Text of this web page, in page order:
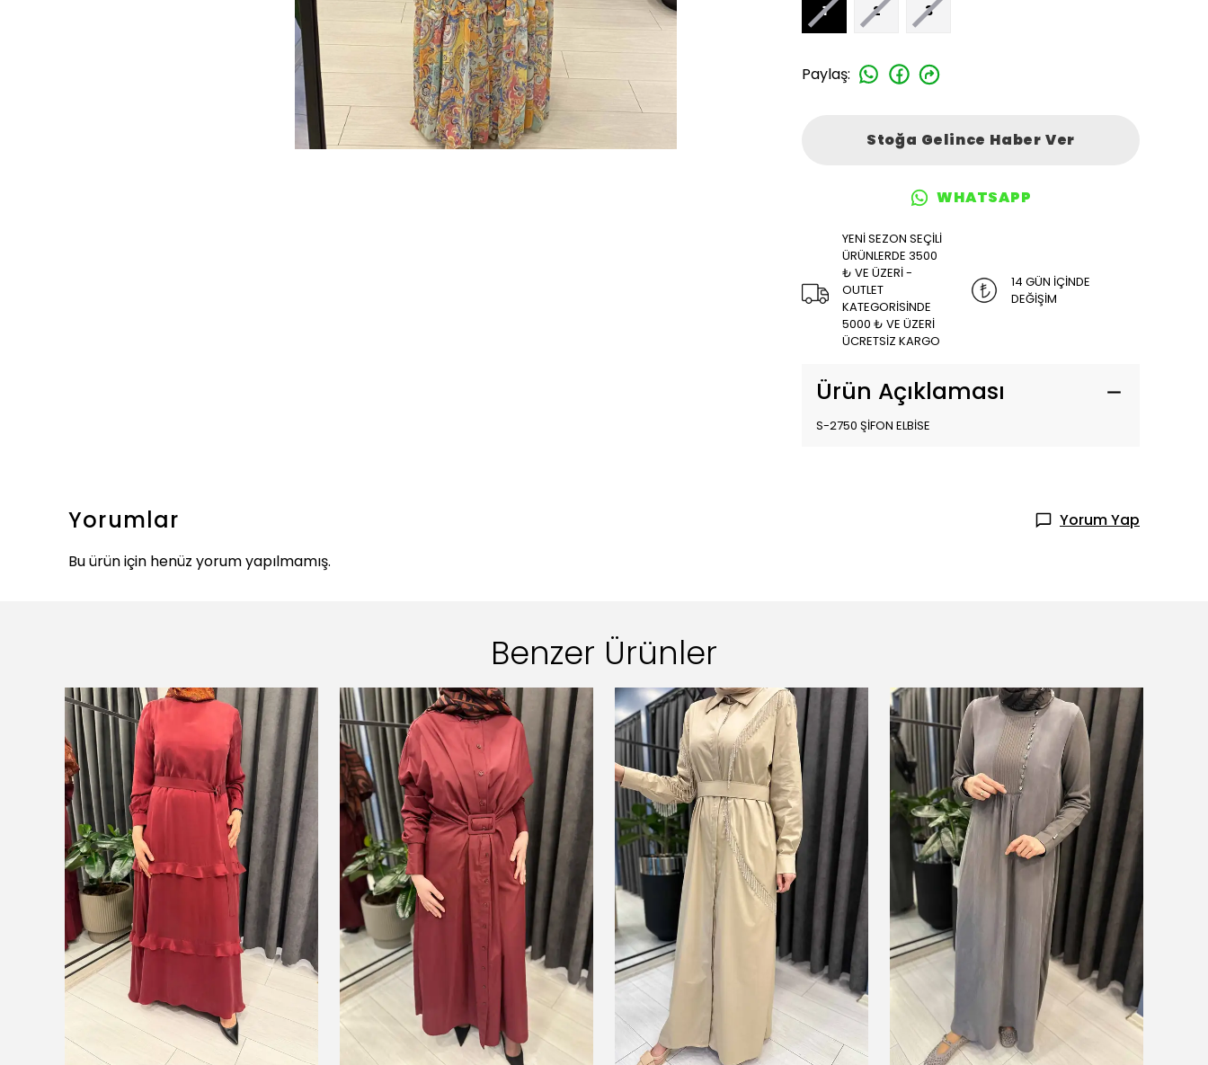
1 2 3
Paylaş:
Stoğa Gelince Haber Ver
WHATSAPP
YENİ SEZON SEÇİLİ
ÜRÜNLERDE 3500
₺ VE ÜZERİ -
OUTLET
KATEGORİSİNDE
5000 ₺ VE ÜZERİ
ÜCRETSİZ KARGO
14 GÜN İÇİNDE
DEĞİŞİM
Ürün Açıklaması
S-2750 ŞİFON ELBİSE
Yorumlar
Yorum Yap
Bu ürün için henüz yorum yapılmamış.
Benzer Ürünler